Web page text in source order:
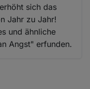
sich das
Jahr zu Jahr!
und ähnliche
Angst" erfunden.